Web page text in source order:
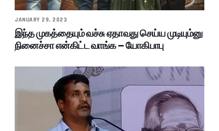
JANUARY 29, 2023
இந்த முகத்தையும் வச்சு ஏதாவது செய்ய முடியும்னு
நினைச்சா என்கிட்ட வாங்க – யோகிபாபு